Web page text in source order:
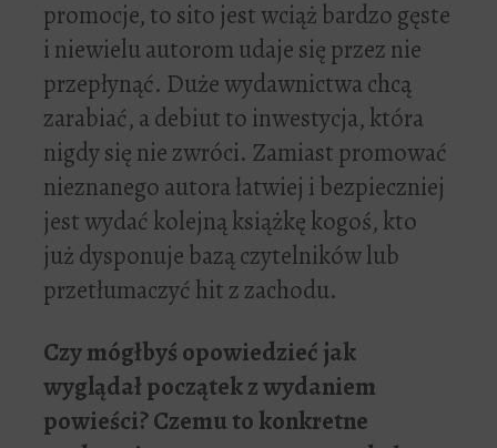
promocje, to sito jest wciąż bardzo gęste
i niewielu autorom udaje się przez nie
przepłynąć. Duże wydawnictwa chcą
zarabiać, a debiut to inwestycja, która
nigdy się nie zwróci. Zamiast promować
nieznanego autora łatwiej i bezpieczniej
jest wydać kolejną książkę kogoś, kto
już dysponuje bazą czytelników lub
przetłumaczyć hit z zachodu.
Czy mógłbyśopowiedziećjak
wyglądałpoczątek z wydaniem
powieści? Czemu to konkretne